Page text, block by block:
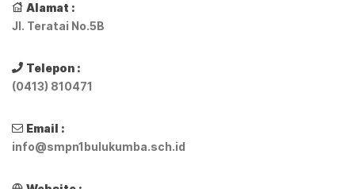
Alamat :
Jl. Teratai No.5B
Telepon :
(0413) 810471
Email :
info@smpn1bulukumba.sch.id